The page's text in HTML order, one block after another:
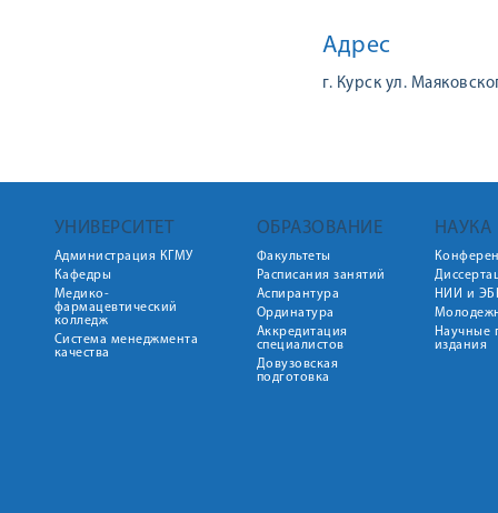
Адрес
г. Курск ул.
УНИВЕРСИТЕТ
Администрация КГМУ
Кафедры
Медико-
фармацевтический
колледж
Система менеджмента
качества
ОБРАЗОВАНИЕ
Факультеты
Расписания занятий
Аспирантура
Ординатура
Аккредитация
специалистов
Довузовская
подготовка
НАУКА
НИИ и
Научные
издания